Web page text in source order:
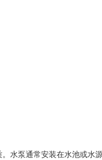
水泵通常安装在水池或水